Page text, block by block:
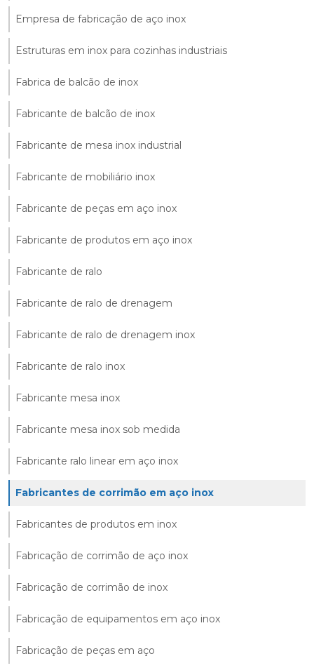
Empresa de fabricação de aço inox
Estruturas em inox para cozinhas industriais
Fabrica de balcão de inox
Fabricante de balcão de inox
Fabricante de mesa inox industrial
Fabricante de mobiliário inox
Fabricante de peças em aço inox
Fabricante de produtos em aço inox
Fabricante de ralo
Fabricante de ralo de drenagem
Fabricante de ralo de drenagem inox
Fabricante de ralo inox
Fabricante mesa inox
Fabricante mesa inox sob medida
Fabricante ralo linear em aço inox
Fabricantes de corrimão em aço inox
Fabricantes de produtos em inox
Fabricação de corrimão de aço inox
Fabricação de corrimão de inox
Fabricação de equipamentos em aço inox
Fabricação de peças em aço